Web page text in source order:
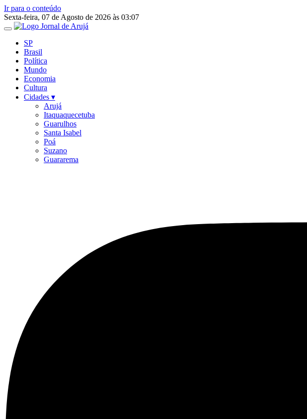
Ir para o conteúdo
Sexta-feira, 07 de Agosto de 2026 às 03:07
SP
Brasil
Política
Mundo
Economia
Cultura
Cidades ▾
Arujá
Itaquaquecetuba
Guarulhos
Santa Isabel
Poá
Suzano
Guararema